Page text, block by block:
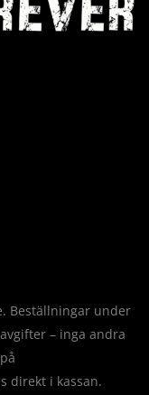
Beställningar under
– inga andra
direkt i kassan.